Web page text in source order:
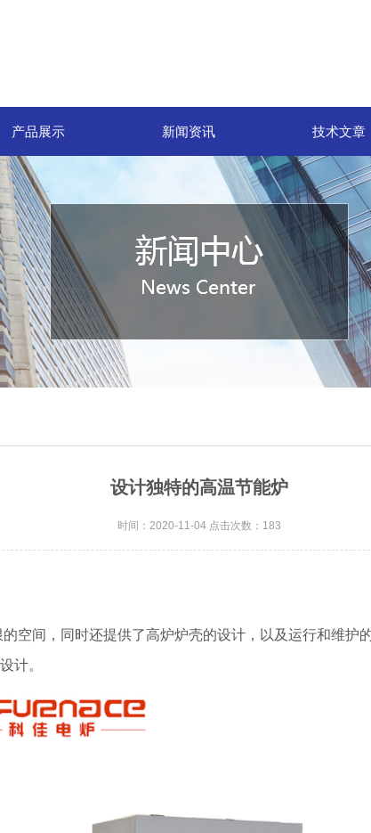
产品展示 新闻资讯 技术文章
设计独特的高温节能炉
时间：2020-11-04 点击次数：183
间，同时还提供了高炉炉壳的设计，以及运行和维护
计。